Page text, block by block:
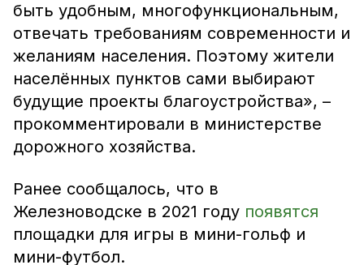
быть удобным, многофункциональным,
отвечать требованиям современности и
желаниям населения. Поэтому жители
населённых пунктов сами выбирают
будущие проекты благоустройства», –
прокомментировали в министерстве
дорожного хозяйства.
Ранее сообщалось, что в
Железноводске в 2021 году появятся
площадки для игры в мини-гольф и
мини-футбол.